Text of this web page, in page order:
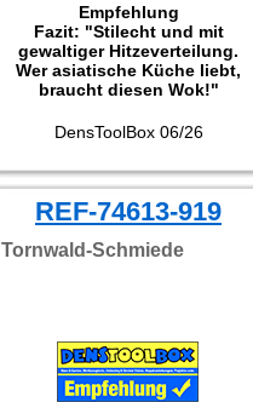
Empfehlung
Fazit: "Stilecht und mit
gewaltiger Hitzeverteilung.
Wer asiatische Küche liebt,
braucht diesen Wok!"
DensToolBox 06/26
REF-74613-919
Tornwald-Schmiede